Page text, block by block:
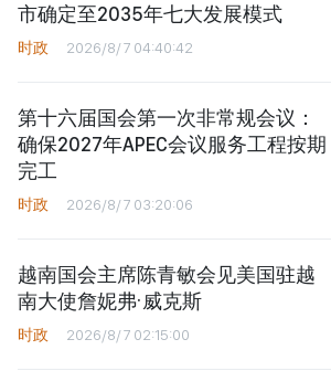
市确定至2035年七大发展模式
时政 2026/8/7 04:40:42
第十六届国会第一次非常规会议：
确保2027年APEC会议服务工程按期
完工
时政 2026/8/7 03:20:06
越南国会主席陈青敏会见美国驻越
南大使詹妮弗·威克斯
时政 2026/8/7 02:15:00